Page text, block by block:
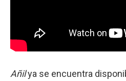
Añilya se encuentra